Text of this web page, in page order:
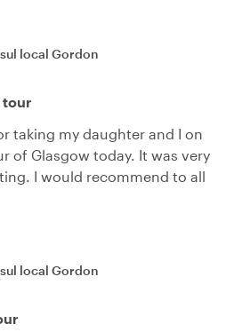
local Gordon
tour
taking my daughter and I on
of Glasgow today. It was very
I would recommend to all
local Gordon